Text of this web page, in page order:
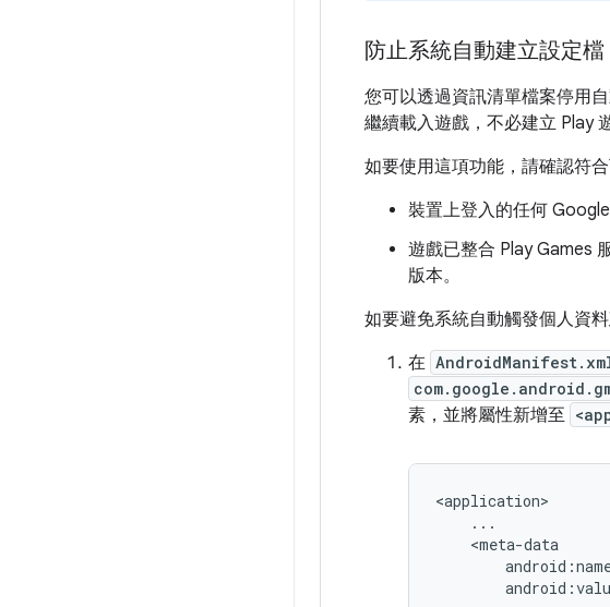
防止系統自動建立設定檔
您可以透過資訊清單檔案停用
繼續載入遊戲，不必建立 Play
如要使用這項功能，請確認符合
裝置上登入的任何
遊戲已整合 Play Games
版本。
如要避免系統自動觸發個人資
在
素，並將屬性新增至
<application>
    ...
    <meta-data